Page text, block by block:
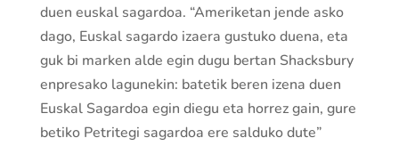
duen euskal sagardoa. “Ameriketan jende asko
dago, Euskal sagardo izaera gustuko duena, eta
guk bi marken alde egin dugu bertan Shacksbury
enpresako lagunekin: batetik beren izena duen
Euskal Sagardoa egin diegu eta horrez gain, gure
betiko Petritegi sagardoa ere salduko dute”